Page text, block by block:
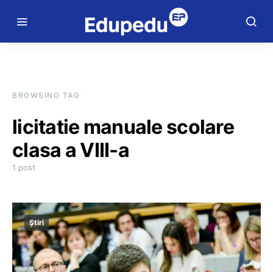
BROWSING TAG
licitatie manuale scolare
clasa a VIII-a
1 post
Știri